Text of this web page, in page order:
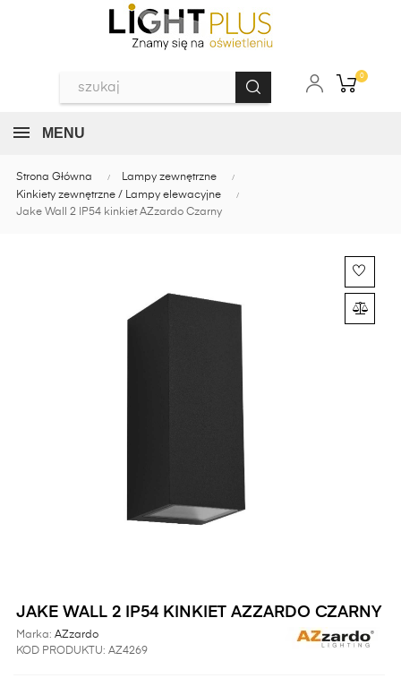
0
MENU
Strona Główna
Lampy zewnętrzne
Kinkiety zewnętrzne / Lampy elewacyjne
Jake Wall 2 IP54 kinkiet AZzardo Czarny
JAKE WALL 2 IP54 KINKIET AZZARDO CZARNY
Marka: AZzardo
KOD PRODUKTU: AZ4269